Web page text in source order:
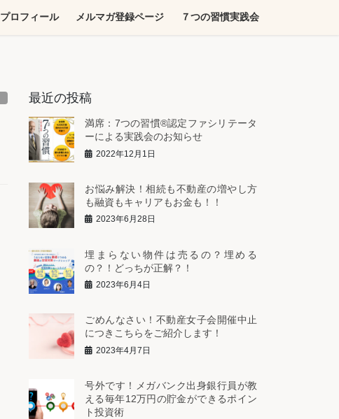
プロフィール メルマガ登録ページ ７つの習慣実践会
最近の投稿
満席：7つの習慣®︎認定ファシリテータ
ーによる実践会のお知らせ
2022年12月1日
お悩み解決！相続も不動産の増やし方
も融資もキャリアもお金も！！
2023年6月28日
埋まらない物件は売るの？埋める
の？！どっちが正解？！
2023年6月4日
ごめんなさい！不動産女子会開催中止
につきこちらをご紹介します！
2023年4月7日
号外です！メガバンク出身銀行員が教
える毎年12万円の貯金ができるポイン
ト投資術